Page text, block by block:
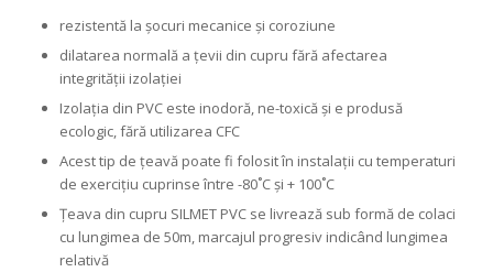
rezistentă la șocuri mecanice și coroziune
dilatarea normală a țevii din cupru fără afectarea
integrității izolației
Izolația din PVC este inodoră, ne-toxică și e produsă
ecologic, fără utilizarea CFC
Acest tip de țeavă poate fi folosit în instalații cu temperaturi
de exercițiu cuprinse între -80˚C și + 100˚C
Țeava din cupru SILMET PVC se livrează sub formă de colaci
cu lungimea de 50m, marcajul progresiv indicând lungimea
relativă